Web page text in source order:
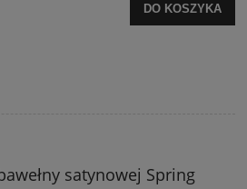
DO KOSZYKA
satynowej Spring